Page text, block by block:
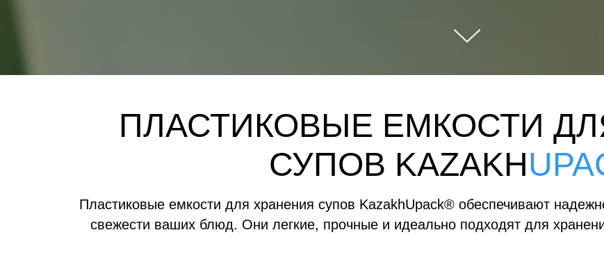
ПЛАСТИКОВЫЕ ЕМКОСТИ
СУПОВ KAZAKH
Пластиковые емкости для хранения супов KazakhUpack® обеспечивают
свежести ваших блюд. Они легкие, прочные и идеально подходят для